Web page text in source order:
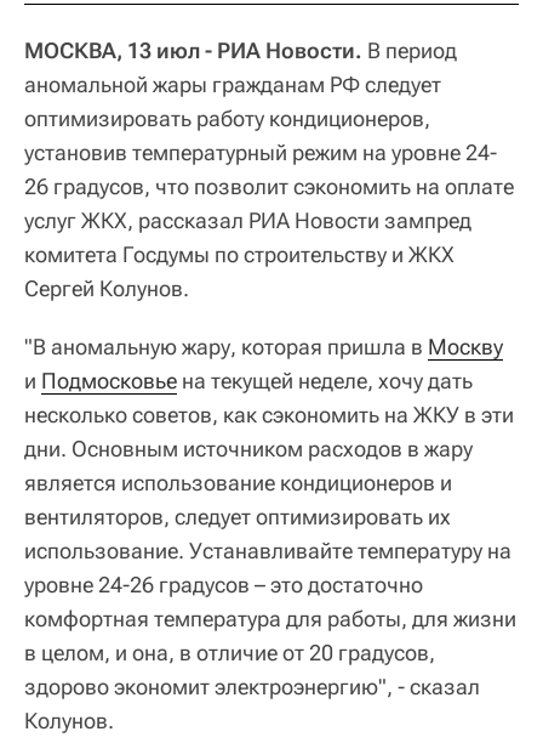
МОСКВА, 13 июл - РИА Новости. В период
аномальной жары гражданам РФ следует
оптимизировать работу кондиционеров,
установив температурный режим на уровне 24-
26 градусов, что позволит сэкономить на оплате
услуг ЖКХ, рассказал РИА Новости зампред
комитета Госдумы по строительству и ЖКХ
Сергей Колунов.
"В аномальную жару, которая пришла в Москву
и Подмосковье на текущей неделе, хочу дать
несколько советов, как сэкономить на ЖКУ в эти
дни. Основным источником расходов в жару
является использование кондиционеров и
вентиляторов, следует оптимизировать их
использование. Устанавливайте температуру на
уровне 24-26 градусов – это достаточно
комфортная температура для работы, для жизни
в целом, и она, в отличие от 20 градусов,
здорово экономит электроэнергию", - сказал
Колунов.